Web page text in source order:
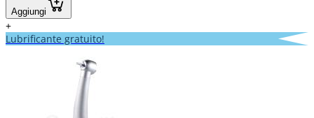
Aggiungi
+
Lubrificante gratuito!